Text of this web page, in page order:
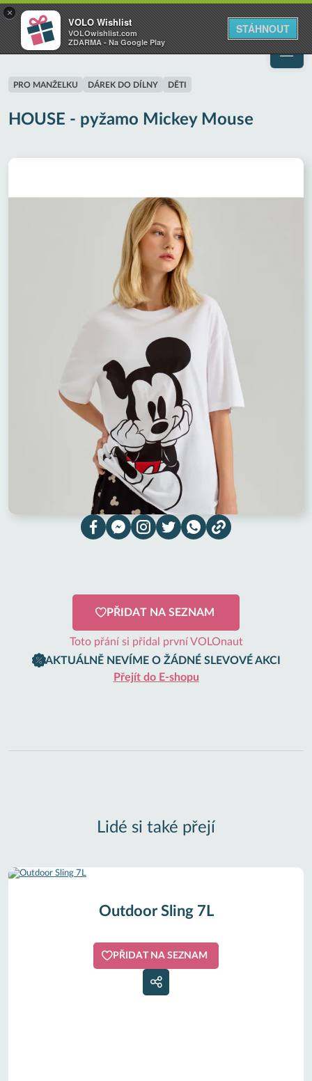
VOLO
Váš online wishlist
×
VOLO Wishlist
VOLOwishlist.com
ZDARMA - Na Google Play
STÁHNOUT
PRO MANŽELKU DÁREK DO DÍLNY DĚTI
HOUSE - pyžamo Mickey Mouse
PŘIDAT NA SEZNAM
Toto přání si přidal první VOLOnaut
AKTUÁLNĚ NEVÍME O ŽÁDNÉ SLEVOVÉ AKCI
Přejít do E-shopu
Lidé si také přejí
Outdoor Sling 7L
PŘIDAT NA SEZNAM